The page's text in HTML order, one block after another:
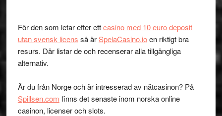
För den som letar efter ettcasino med 10 euro deposit
utan svensk licens så ärSpelaCasino.ioen riktigt bra
resurs. Där listar de och recenserar alla tillgängliga
alternativ.
Är du från Norge och är intresserad av nätcasinon? På
Spillsen.com finns det senaste inom norska online
casinon, licenser och slots.